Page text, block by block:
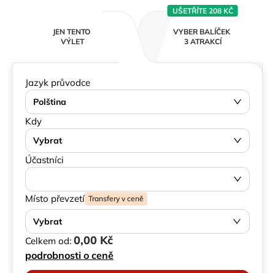
JEN TENTO
VÝLET
VYBER BALÍČEK
3 ATRAKCÍ
UŠETŘÍTE 208 KČ
Jazyk průvodce
Polština
Kdy
Vybrat
Účastníci
Místo převzetí Transfery v ceně
Vybrat
Celkem od: 0,00 Kč
podrobnosti o ceně